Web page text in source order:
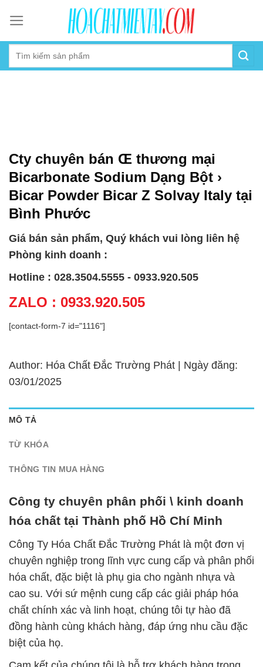
content
Cty chuyên bán Œ thương mại
Bicarbonate Sodium Dạng Bột ›
Bicar Powder Bicar Z Solvay Italy tại
Bình Phước
Giá bán sản phẩm, Quý khách vui lòng liên hệ
Phòng kinh doanh :
Hotline : 028.3504.5555 - 0933.920.505
ZALO : 0933.920.505
[contact-form-7 id="1116"]
Author: Hóa Chất Đắc Trường Phát | Ngày đăng:
03/01/2025
MÔ TẢ
TỪ KHÓA
THÔNG TIN MUA HÀNG
Công ty chuyên phân phối \ kinh doanh
hóa chất tại Thành phố Hồ Chí Minh
Công Ty Hóa Chất Đắc Trường Phát là một đơn vị
chuyên nghiệp trong lĩnh vực cung cấp và phân phối
hóa chất, đặc biệt là phụ gia cho ngành nhựa và
cao su. Với sứ mệnh cung cấp các giải pháp hóa
chất chính xác và linh hoạt, chúng tôi tự hào đã
đồng hành cùng khách hàng, đáp ứng nhu cầu đặc
biệt của họ.